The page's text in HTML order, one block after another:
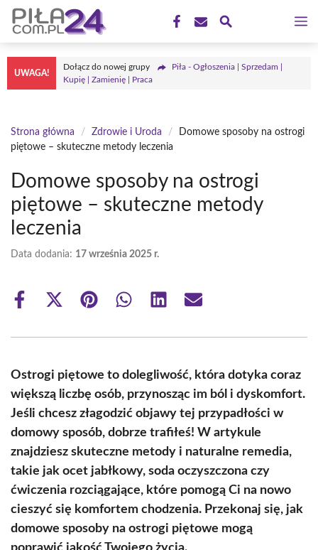
Przejdź
treści
UWAGA!
Dołącz do nowej grupy
Piła - Ogłoszenia | Sprzedam |
Kupię | Zamienię | Praca
Strona główna / Zdrowie i Uroda /
Domowe sposoby na ostrogi
piętowe – skuteczne metody leczenia
Domowe sposoby na ostrogi
piętowe – skuteczne metody
leczenia
Data dodania: 17 września 2025 r.
Share
Share
(Twitter)
Share Share Share Share
Ostrogi piętowe to dolegliwość, która dotyka coraz
większą liczbę osób, przynosząc im ból i dyskomfort.
Jeśli chcesz złagodzić objawy tej przypadłości w
domowy sposób, dobrze trafiłeś! W artykule
znajdziesz skuteczne metody i naturalne remedia,
takie jak ocet jabłkowy, soda oczyszczona czy
ćwiczenia rozciągające, które pomogą Ci na nowo
cieszyć się komfortem chodzenia. Przekonaj się, jak
domowe sposoby na ostrogi piętowe mogą